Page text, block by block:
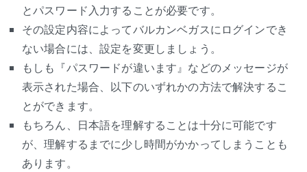
とパスワード入力することが必要です。
その設定内容によってバルカンベガスにログインでき
ない場合には、設定を変更しましょう。
もしも『パスワードが違います』などのメッセージが
表示された場合、以下のいずれかの方法で解決するこ
とができます。
もちろん、日本語を理解することは十分に可能です
が、理解するまでに少し時間がかかってしまうことも
あります。